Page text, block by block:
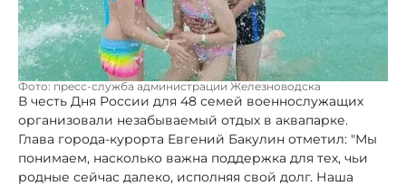
Фото: пресс-служба администрации Железноводска
В честь Дня России для 48 семей военнослужащих
организовали незабываемый отдых в аквапарке.
Глава города-курорта Евгений Бакулин отметил: "Мы
понимаем, насколько важна поддержка для тех, чьи
родные сейчас далеко, исполняя свой долг. Наша